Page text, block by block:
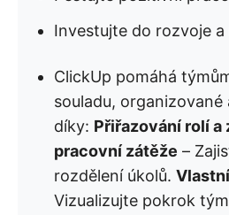
Investujte do rozvoje
ClickUp pomáhá
souladu,
díky: Přiřazování rolí a
pracovní zátěže –
rozdělení úkolů.
Vizualizujte pokrok